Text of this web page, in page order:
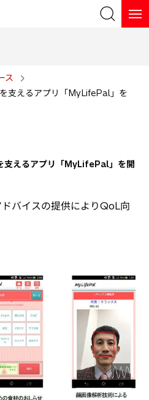
検索
ス
支えるアプリ「MyLifePal」を
支えるアプリ「MyLifePal」を開
バイスの提供によりQoL向